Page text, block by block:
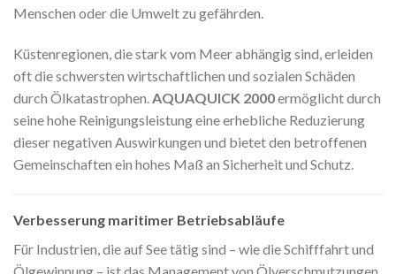
Menschen oder die Umwelt zu gefährden.
Küstenregionen, die stark vom Meer abhängig sind, erleiden
oft die schwersten wirtschaftlichen und sozialen Schäden
durch Ölkatastrophen. AQUAQUICK 2000ermöglicht durch
seine hohe Reinigungsleistung eine erhebliche Reduzierung
dieser negativen Auswirkungen und bietet den betroffenen
Gemeinschaften ein hohes Maß an Sicherheit und Schutz.
Verbesserung maritimer Betriebsabläufe
Für Industrien, die auf See tätig sind – wie die Schifffahrt und
Ölgewinnung – ist das Management von Ölverschmutzungen